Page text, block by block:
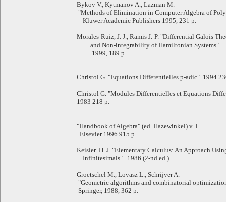
Bykov V., Kytmanov A., Lazman M.
"Methods of Elimination in Computer Algebra of
Kluwer Academic Publishers 1995, 231 p.
Morales-Ruiz, J. J., Ramis J.-P. "Differential Galois
and Non-integrability of Hamiltonian Systems"
1999, 189 p.
Christol G. "Equations Differentielles p-adic". 1994
Christol G. "Modules Differentielles et Equations
1983 218 p.
"Handbook of Algebra" (ed. Hazewinkel) v. I
Elsevier 1996 915 p.
Keisler H. J. "Elementary Calculus: An Approach
Infinitesimals" 1986 (2-nd ed.)
Groetschel M., Lovasz L., Schrijver A.
"Geometric algorithms and combinatorial
Springer, 1988, 362 p.